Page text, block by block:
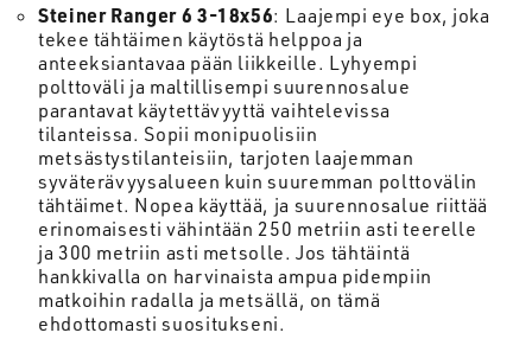
Steiner Ranger 6 3-18x56: Laajempi eye box, joka
tekee tähtäimen käytöstä helppoa ja
anteeksiantavaa pään liikkeille. Lyhyempi
polttoväli ja maltillisempi suurennosalue
parantavat käytettävyyttä vaihtelevissa
tilanteissa. Sopii monipuolisiin
metsästystilanteisiin, tarjoten laajemman
syväterävyysalueen kuin suuremman polttovälin
tähtäimet. Nopea käyttää, ja suurennosalue riittää
erinomaisesti vähintään 250 metriin asti teerelle
ja 300 metriin asti metsolle. Jos tähtäintä
hankkivalla on harvinaista ampua pidempiin
matkoihin radalla ja metsällä, on tämä
ehdottomasti suositukseni.